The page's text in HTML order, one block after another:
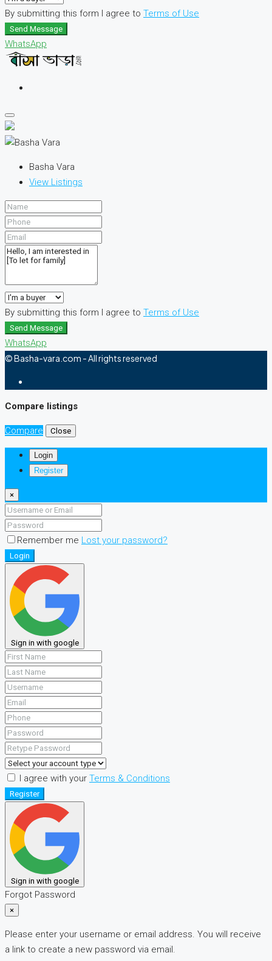
By submitting this form I agree to Terms of Use
Send Message
WhatsApp
Basha Vara
View Listings
By submitting this form I agree to Terms of Use
Send Message
WhatsApp
© Basha-vara.com - All rights reserved
Compare listings
Compare Close
Login
Register
×
Remember me Lost your password?
Login
Sign in with google
I agree with your Terms & Conditions
Register
Sign in with google
Forgot Password
×
Please enter your username or email address. You will receive
a link to create a new password via email.